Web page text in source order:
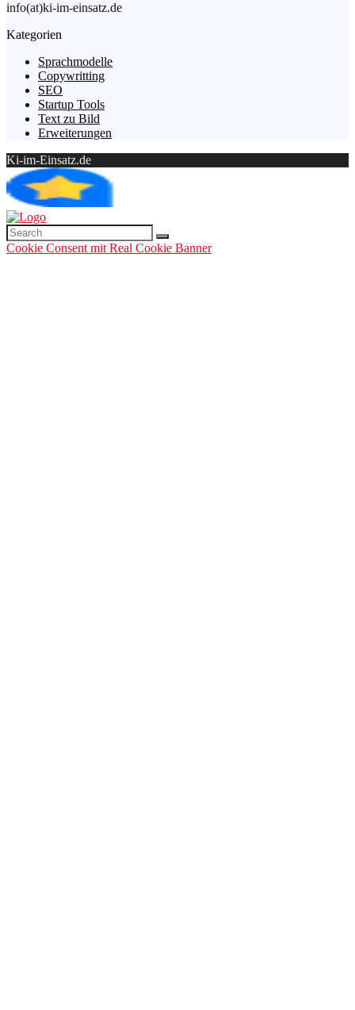
info(at)ki-im-einsatz.de
Kategorien
Sprachmodelle
Copywritting
SEO
Startup Tools
Text zu Bild
Erweiterungen
Ki-im-Einsatz.de
Cookie Consent mit Real Cookie Banner